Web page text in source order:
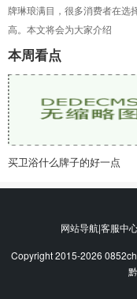
牌琳琅满目，很多消费者在选
高。本文将会为大家介绍
本周看点
买卫浴什么牌子的好一点
网站导航|客服中
Copyright 2015-2026